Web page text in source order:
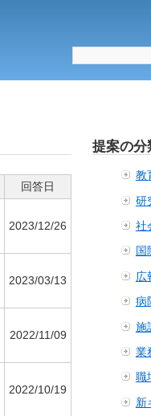
回答日
2023/12/26
2023/03/13
2022/11/09
2022/10/19
提案の分
教
研
社
国
広
病
施
業
職
新